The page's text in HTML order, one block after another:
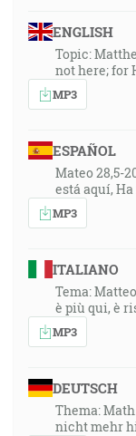
ENGLISH
Topic:
not here; for
MP3
ESPAÑOL
Mateo 28,5-
está aquí,
MP3
ITALIANO
Tema:
è più qui, è
MP3
DEUTSCH
Thema:
nicht mehr